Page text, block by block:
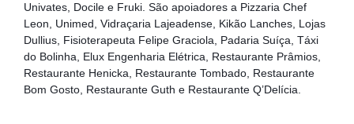
Univates, Docile e Fruki. São apoiadores a Pizzaria Chef
Leon, Unimed, Vidraçaria Lajeadense, Kikão Lanches, Lojas
Dullius, Fisioterapeuta Felipe Graciola, Padaria Suíça, Táxi
do Bolinha, Elux Engenharia Elétrica, Restaurante Prâmios,
Restaurante Henicka, Restaurante Tombado, Restaurante
Bom Gosto, Restaurante Guth e Restaurante Q’Delícia.